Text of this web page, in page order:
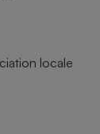
locale